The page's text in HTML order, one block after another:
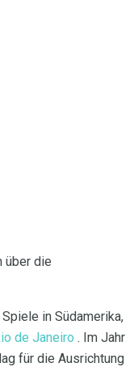
über die
in Südamerika,
de Janeiro . Im Jahr
für die Ausrichtung